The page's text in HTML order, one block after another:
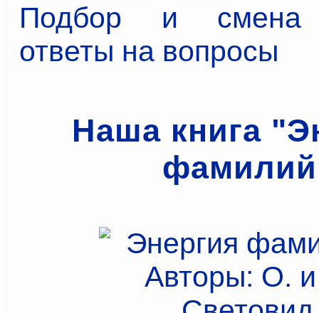
Подбор и смена
ответы на вопросы
Наша книга